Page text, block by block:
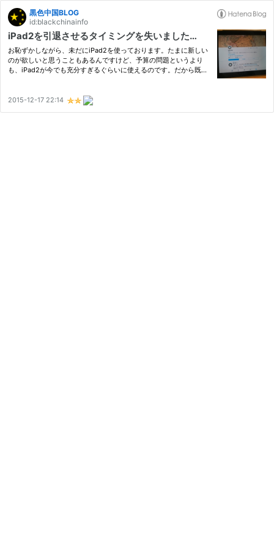
黒色中国BLOG
id:blackchinainfo
iPad2を引退させるタイミングを失いました…
お恥ずかしながら、未だにiPad2を使っております。たまに新しい
のが欲しいと思うこともあるんですけど、予算の問題というより
も、iPad2が今でも充分すぎるぐらいに使えるのです。だから既に
2015-12-17 22:14